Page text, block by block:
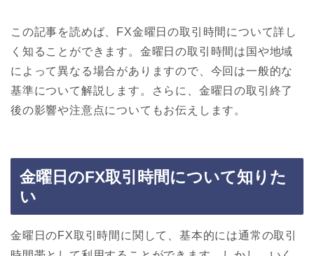
この記事を読めば、FX金曜日の取引時間について詳し
く知ることができます。金曜日の取引時間は国や地域
によって異なる場合がありますので、今回は一般的な
基準について解説します。さらに、金曜日の取引終了
後の影響や注意点についてもお伝えします。
金曜日のFX取引時間について知りた
い
金曜日のFX取引時間に関して、基本的には通常の取引